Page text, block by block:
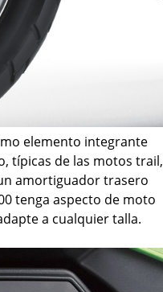
elemento integrante
típicas de las motos trail,
amortiguador trasero
tenga aspecto de moto
a cualquier talla.